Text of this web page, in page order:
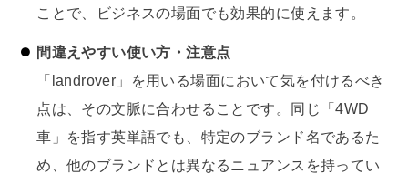
ことで、ビジネスの場面でも効果的に使えます。
間違えやすい使い方・注意点
「landrover」を用いる場面において気を付けるべき
点は、その文脈に合わせることです。同じ「4WD
車」を指す英単語でも、特定のブランド名であるた
め、他のブランドとは異なるニュアンスを持ってい